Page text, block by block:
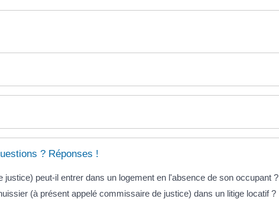
? Réponses !
peut-il entrer dans un logement en l'absence de son occupant ?
(à présent appelé commissaire de justice) dans un litige locatif ?